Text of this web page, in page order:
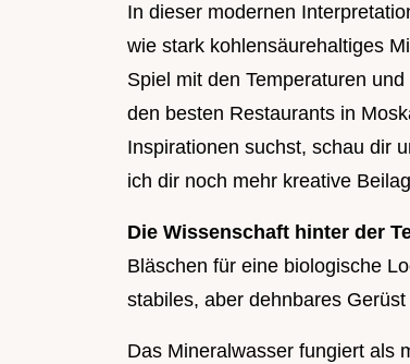
In dieser modernen
wie stark kohlensäurehaltiges
Spiel mit den Temperaturen
den besten Restaurants in
Inspirationen suchst, schau dir
ich dir noch mehr kreative
Die Wissenschaft hinter der
Bläschen für eine biologische
stabiles, aber dehnbares Gerüst
Das Mineralwasser fungiert als